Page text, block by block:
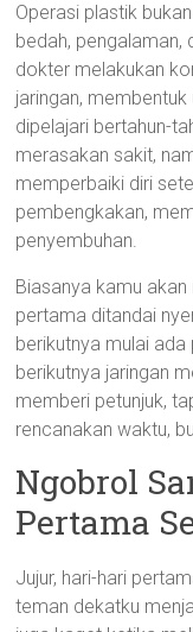
Operasi plastik
bedah, pengalaman,
dokter melakukan
jaringan,
dipelajari bertahun-
merasakan sakit,
memperbaiki diri
pembengkakan,
penyembuhan.
Biasanya kamu
pertama ditandai
berikutnya mulai ada
berikutnya jaringan
memberi petunjuk,
rencanakan waktu,
Ngobrol
Pertama
Jujur, hari-hari
teman dekatku